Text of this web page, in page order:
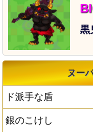
黒
ヌー
ド派手な盾
銀のこけし